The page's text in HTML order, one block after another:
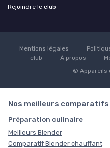
Rejoindre le club
Mentions légales
club
À propos
© Appareils
Nos meilleurs comparatifs
Préparation culinaire
Meilleurs Blender
Comparatif Blender chauffant